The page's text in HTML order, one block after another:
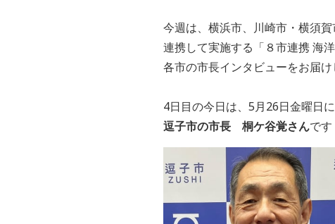
今週は、横浜市、川崎市・横須
連携して実施する「８市連携 海
各市の市長インタビューをお届け
4日目の今日は、5月26日金曜日
逗子市の市長 桐ケ谷覚さんです